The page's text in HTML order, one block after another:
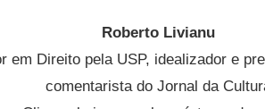
Roberto Livianu
em Direito pela USP, idealizador e
comentarista do Jornal da